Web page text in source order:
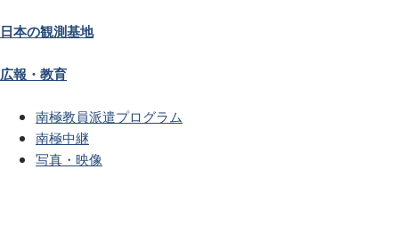
日本の観測基地
広報・教育
南極教員派遣プログラム
南極中継
写真・映像